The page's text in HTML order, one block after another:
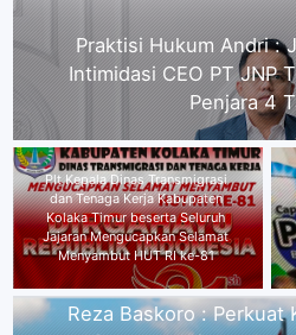
Plt Kepala Dinas
Kabupaten Kolaka Timur
Mengucapkan Selamat
Segenap Pimpinan Serta Seluruh
Karyawan PT. Alena Jaya Koltim
mengucapkan Selamat
Menyambut HUT RI ke-81